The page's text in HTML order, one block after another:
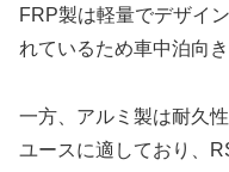
FRP製は軽量でデザイ
れているため車中泊向き
一方、アルミ製は耐久
ユースに適しており、